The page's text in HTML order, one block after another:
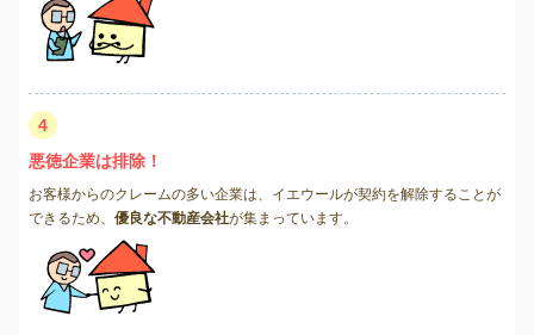
4
悪徳企業は排除！
お客様からのクレームの多い企業は、イエウールが契約を解除することが
できるため、 優良な不動産会社が集まっています。